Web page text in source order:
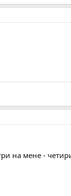
на мене -